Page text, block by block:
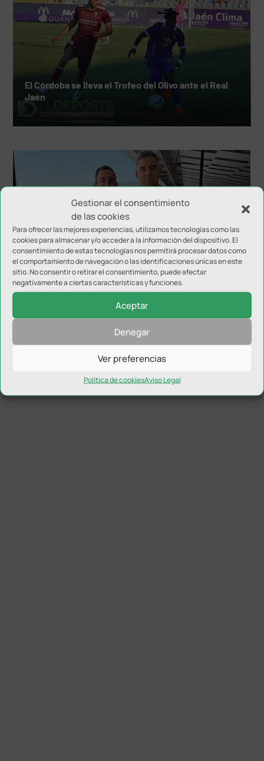
Gestionar el consentimiento
de las cookies
Para ofrecer las mejores experiencias, utilizamos tecnologías como las
cookies para almacenar y/o acceder a la información del dispositivo. El
consentimiento de estas tecnologías nos permitirá procesar datos como
el comportamiento de navegación o las identificaciones únicas en este
sitio. No consentir o retirar el consentimiento, puede afectar
negativamente a ciertas características y funciones.
Aceptar
Denegar
Ver preferencias
Política de cookiesAviso Legal
El Córdoba se lleva el Trofeo del Olivo ante el Real
Jaén
Álvaro Merelo, nuevo nutricionista del Real Jaén